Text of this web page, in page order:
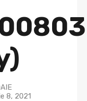
8, 2021